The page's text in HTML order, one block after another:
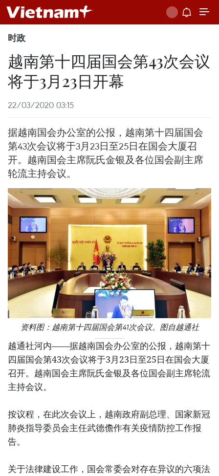
时政
越南第十四届国会第43次会议
将于3月23日开幕
22/03/2020 03:15
据越南国会办公室的公报，越南第十四届国会
第43次会议将于3月23日至25日在国会大厦召
开。越南国会主席阮氏金银及各位国会副主席
轮流主持会议。
资料图：越南第十四届国会第41次会议。图自越通社
越通社河内——据越南国会办公室的公报，越南第十
四届国会第43次会议将于3月23日至25日在国会大厦
召开。越南国会主席阮氏金银及各位国会副主席轮流
主持会议。
按议程，在此次会议上，越南政府副总理、国家新冠
肺炎指导委员会主任武德儋作有关疫情防控工作报
告。
关于法律建设工作，国会常委会对存在异议的六项法